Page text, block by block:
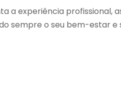
a experiência profissional,
sempre o seu bem-estar e